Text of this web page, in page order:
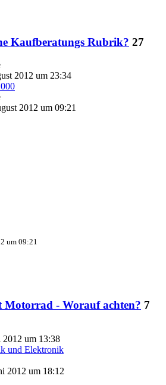
Kaufberatungs Rubrik? 27
2012 um 23:34
2012 um 09:21
um 09:21
Motorrad - Worauf achten? 7
2012 um 13:38
und Elektronik
2012 um 18:12